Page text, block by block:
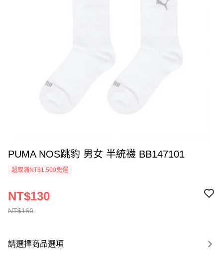
PUMA NOS跳豹 男女 半統襪 BB147101
超取滿NT$1,500免運
NT$160
NT$130
請選擇商品選項